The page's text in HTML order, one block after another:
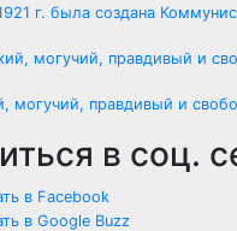
г. была создана
могучий, правдивый и
в соц.